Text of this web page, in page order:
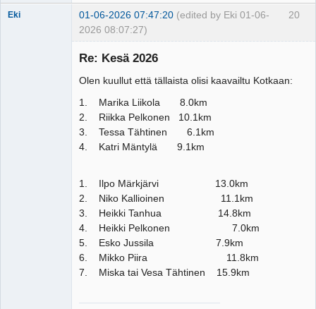
20
Eki 01-06-2026 07:47:20 (edited by Eki 01-06-
2026 08:07:27)
Re: Kesä 2026
Olen kuullut että tällaista olisi kaavailtu Kotkaan:
1. Marika Liikola 8.0km
2. Riikka Pelkonen 10.1km
3. Tessa Tähtinen 6.1km
4. Katri Mäntylä 9.1km
1. Ilpo Märkjärvi 13.0km
2. Niko Kallioinen 11.1km
3. Heikki Tanhua 14.8km
4. Heikki Pelkonen 7.0km
5. Esko Jussila 7.9km
6. Mikko Piira 11.8km
7. Miska tai Vesa Tähtinen 15.9km